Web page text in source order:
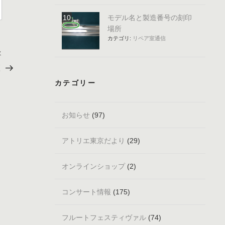
モデル名と製造番号の刻印
場所
カテゴリ: リペア室通信
カテゴリー
お知らせ (97)
アトリエ東京だより (29)
オンラインショップ(2)
コンサート情報 (175)
フルートフェスティヴァル(74)